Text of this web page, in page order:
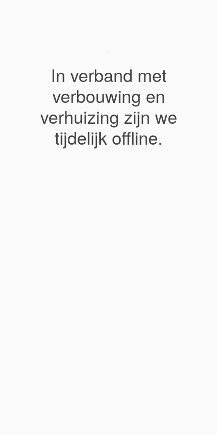
In verband met
verbouwing en
verhuizing zijn we
tijdelijk offline.